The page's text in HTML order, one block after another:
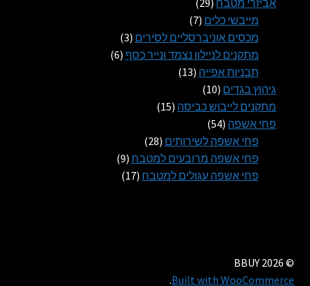
אביזרי מטבח 29
מוצרים מייבשי כלים 7
7
מוצרים
מכסים אוניברסליים לסירים 3
3
מוצרים מתקנים לניילון נצמד ונייר כסף 6
6
תבניות אפייה 13
13
גיהוץ בגדים 10
10
מוצרים
מתקנים לייבוש כביסה 15
15
פחי אשפה 54
54
מוצרים
פחי אשפה לשירותים 28
28
מוצריםפחי אשפה מרובעים למטבח 9
9
פחי אשפה עגולים למטבח 17
17
© BBUY 2026
Built with WooCommerce
.